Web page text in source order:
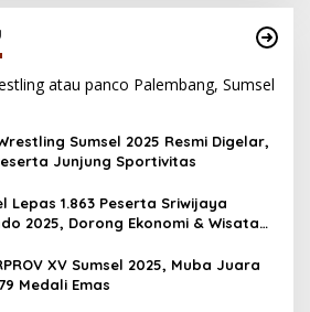
Sumsel 2025 Resmi Digelar,
Junjung Sportivitas
Lepas 1.863 Peserta Sriwijaya
2025, Dorong Ekonomi & Wisata
XV Sumsel 2025, Muba Juara
Medali Emas